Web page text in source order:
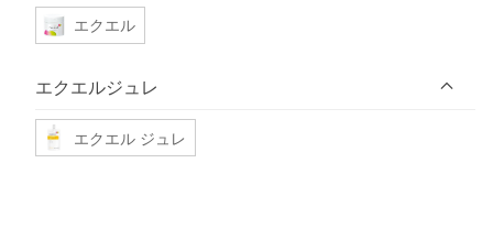
エクエル
エクエルジュレ
エクエル ジュレ